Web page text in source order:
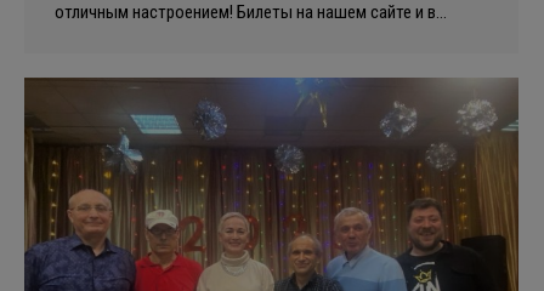
отличным настроением! Билеты на нашем сайте и в…